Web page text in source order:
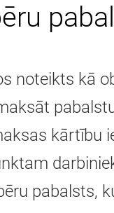
noteikts kā
kārtību
pabalsts,